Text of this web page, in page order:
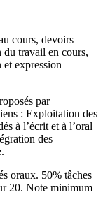
cours, devoirs
du travail en cours,
et expression
par
: Exploitation des
à l’écrit et à l’oral
des
oraux. 50% tâches
20. Note minimum